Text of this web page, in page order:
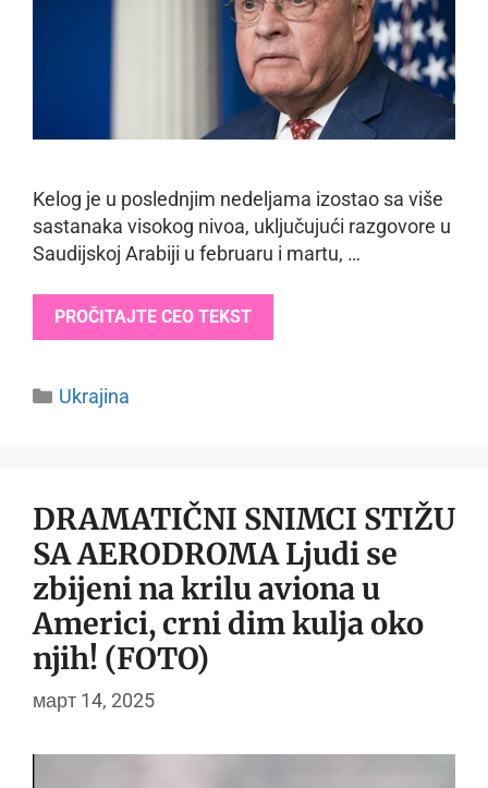
Kelog je u poslednjim nedeljama izostao sa više
sastanaka visokog nivoa, uključujući razgovore u
Saudijskoj Arabiji u februaru i martu, …
PROČITAJTE CEO TEKST
Categories
Ukrajina
DRAMATIČNI SNIMCI STIŽU
SA AERODROMA Ljudi se
zbijeni na krilu aviona u
Americi, crni dim kulja oko
njih! (FOTO)
март 14, 2025